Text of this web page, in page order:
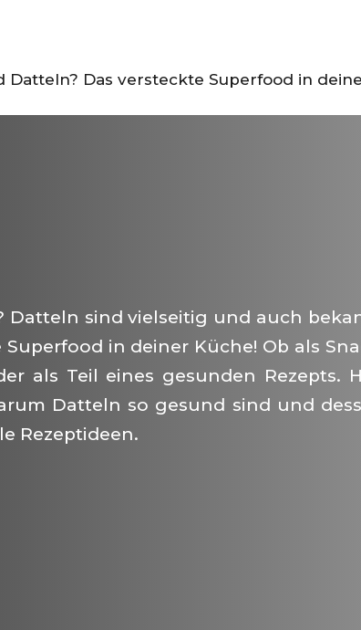
Datteln? Das versteckte Superfood in
Datteln sind vielseitig und auch
in deiner Küche! Ob als
als Teil eines gesunden Rezepts.
Datteln so gesund sind und
Rezeptideen.